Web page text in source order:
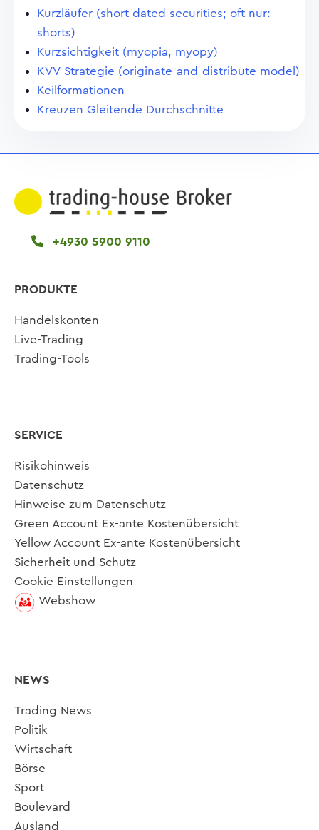
Kurzläufer (short dated securities; oft nur:
shorts)
Kurzsichtigkeit (myopia, myopy)
KVV-Strategie (originate-and-distribute model)
Keilformationen
Kreuzen Gleitende Durchschnitte
+4930 5900 9110
PRODUKTE
Handelskonten
Live-Trading
Trading-Tools
SERVICE
Risikohinweis
Datenschutz
Hinweise zum Datenschutz
Green Account Ex-ante Kostenübersicht
Yellow Account Ex-ante Kostenübersicht
Sicherheit und Schutz
Cookie Einstellungen
Webshow
NEWS
Trading News
Politik
Wirtschaft
Börse
Sport
Boulevard
Ausland